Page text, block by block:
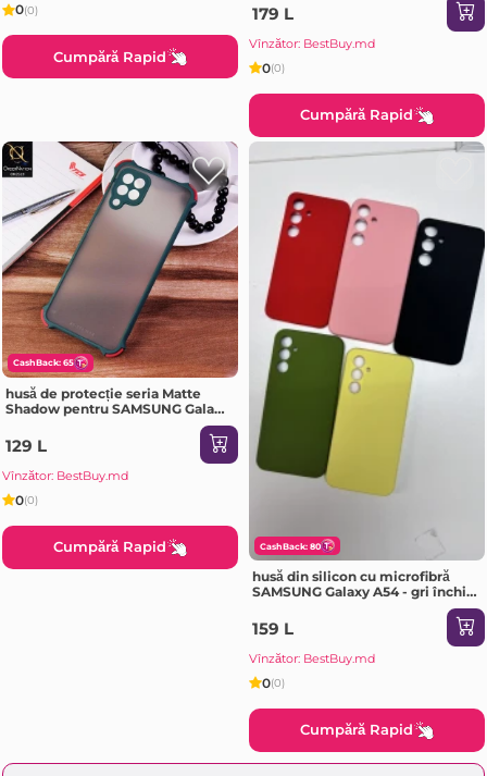
0(0)
Cumpără Rapid
179 L
Vînzător: BestBuy.md
0(0)
Cumpără Rapid
CashBack: 65
husă de protecție seria Matte
Shadow pentru SAMSUNG Galaxy
129 L
Vînzător: BestBuy.md
0(0)
Cumpără Rapid CashBack: 80
husă din silicon cu microfibră
SAMSUNG Galaxy A54 - gri închis
159 L
Vînzător: BestBuy.md
0(0)
Cumpără Rapid